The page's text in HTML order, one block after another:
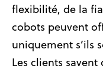
flexibilité, de la
cobots peuvent
uniquement s’ils
Les clients